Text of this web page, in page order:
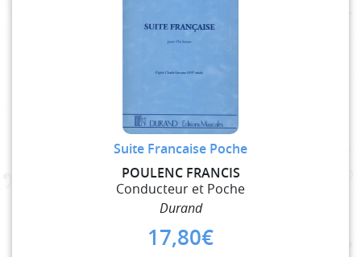
Suite Francaise Poche
POULENC FRANCIS
Conducteur et Poche
Durand
17,80€